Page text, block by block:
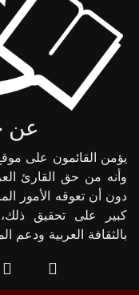
عن
يؤمن القائمون على
وأنه من حق القارئ
دون أن تعوقه الأمور
كبير على تحقيق
بالثقافة العربية